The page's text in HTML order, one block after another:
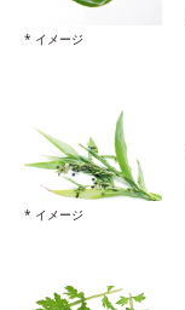
* イメージ
* イメージ